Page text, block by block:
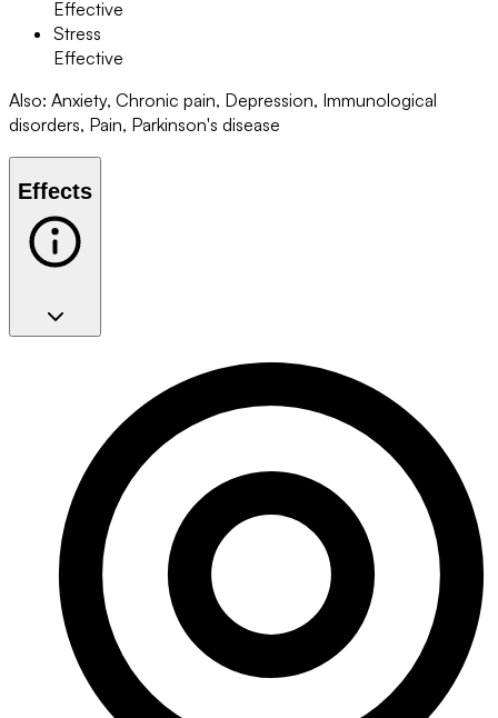
Effective
Stress
Effective
Also: Anxiety, Chronic pain, Depression, Immunological
disorders, Pain, Parkinson's disease
Effects